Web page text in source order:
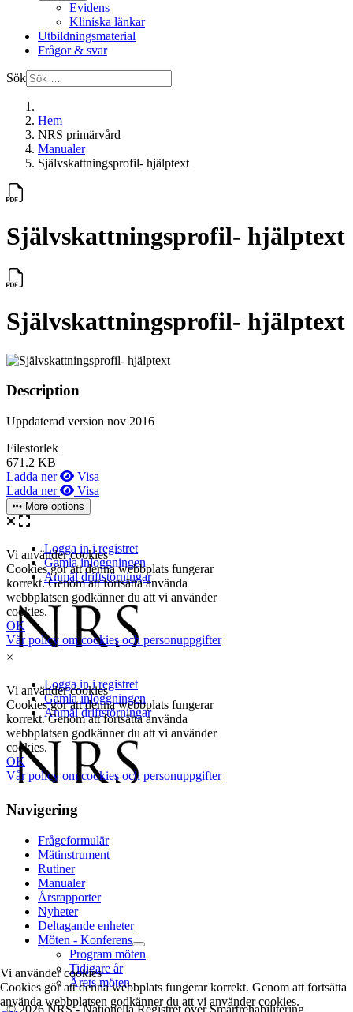
Evidens
Kliniska länkar
Utbildningsmaterial
Frågor & svar
Sök
Hem
NRS primärvård
Manualer
Självskattningsprofil- hjälptext
Självskattningsprofil- hjälptext
Självskattningsprofil- hjälptext
Description
Uppdaterad version nov 2016
Filestorlek
671.2 KB
Ladda ner
Visa
Ladda ner
Visa
More options
×
Navigering
Frågeformulär
Mätinstrument
Rutiner
Manualer
Årsrapporter
Nyheter
Deltagande enheter
Möten - Konferens
Program möten
Tidigare år
Årets möten
© 2026 NRS - Nationella Registret över Smärtrehabilitering
Vi använder cookies
Cookies gör att denna webbplats fungerar korrekt. Genom att fortsätta
använda webbplatsen godkänner du att vi använder cookies.